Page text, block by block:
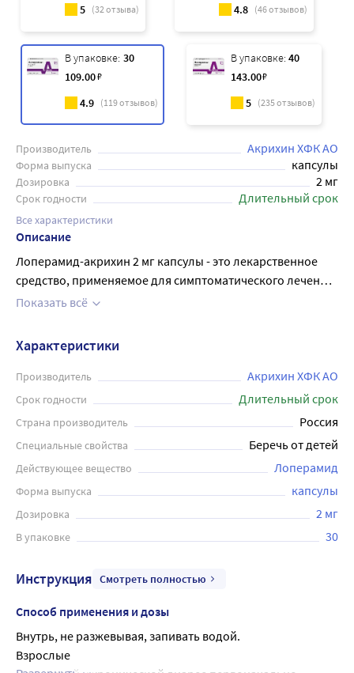
5 (32отзыва) 4.8 (46отзывов)
В упаковке: 30
109.00₽
4.9 (119отзывов)
В упаковке: 40
143.00₽
5 (235отзывов)
Производитель Акрихин ХФК АО
Форма выпуска капсулы
Дозировка 2 мг
Срок годности Длительный срок
Все характеристики
Описание
Лоперамид-акрихин 2 мг капсулы - это лекарственное
средство, применяемое для симптоматического лечения
острой и хронической диареи различного генеза , в
при диарее инфекционного генеза , для регуляции стула
у пациентов с илеостомой. Лоперамид, замедляет
перистальтику и увеличивает время прохождения
кишечного содержимого. Повышает тонус анального
уменьшает частоту актов дефекации. Капсулы
принимают внутрь, не разжевывая, запивая достаточным
количеством воды. Продолжительность лечения
составляет 2 дня. При сохранении симптомов более 24 ч
необходимо немедленно обратиться к врачу.
контролем врача.
Показать всё
Характеристики
Производитель Акрихин ХФК АО
Срок годности Длительный срок
Страна производитель Россия
Специальные свойства Беречь от детей
Действующее вещество Лоперамид
Форма выпуска капсулы
Дозировка 2 мг
В упаковке 30
Инструкция Смотреть полностью
Способ применения и дозы
Внутрь, не разжевывая, запивать водой.
Взрослые